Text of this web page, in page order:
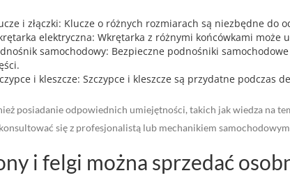
i złączki: Klucze o różnych rozmiarach są niezbędne do
elektryczna: Wkrętarka z różnymi końcówkami może
samochodowy: Bezpieczne podnośniki
i kleszcze: Szczypce i kleszcze są przydatne podczas
posiadanie odpowiednich umiejętności, takich jak wiedza na
się z profesjonalistą lub mechanikiem
i felgi można sprzedać